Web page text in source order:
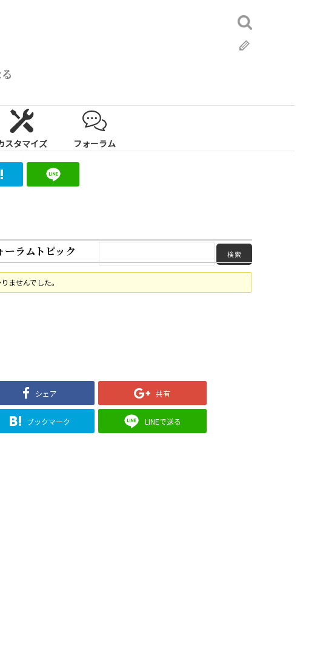
検
索:
スタマイズ フォーラム
ーラムトピック
ませんでした。
シェア 共有
ブックマーク LINEで送る